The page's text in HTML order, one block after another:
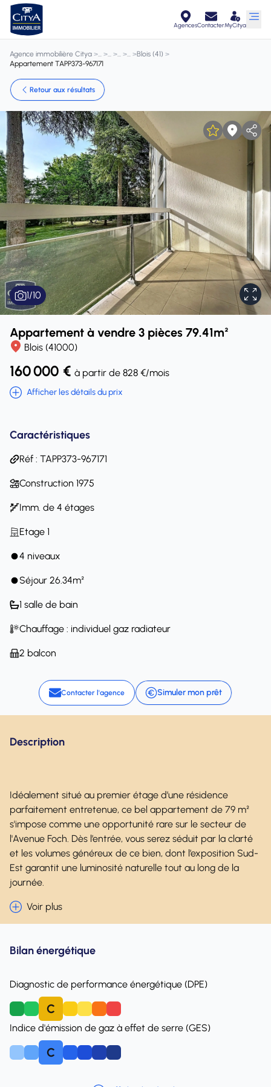
AgencesContacterMyCitya
Agence immobilière Citya > > > > >Blois (41) >
Appartement TAPP373-967171
Retour aux résultats
1/10
Appartement à vendre 3 pièces 79.41m²
Blois (41000)
160 000 € à partir de 828 €/mois
Afficher les détails du prix
Caractéristiques
Réf : TAPP373-967171
Construction 1975
Imm. de 4 étages
Etage 1
4 niveaux
Séjour 26.34m²
1 salle de bain
Chauffage : individuel gaz radiateur
2 balcon
Contacter l'agence Simuler mon prêt
Description
Idéalement situé au premier étage d’une résidence
parfaitement entretenue, ce bel appartement de 79 m²
s'impose comme une opportunité rare sur le secteur de
l'Avenue Foch. Dès l’entrée, vous serez séduit par la clarté
et les volumes généreux de ce bien, dont l’exposition Sud-
Est garantit une luminosité naturelle tout au long de la
journée.
Voir plus
Bilan énergétique
Diagnostic de performance énergétique (DPE)
C
Indice d'émission de gaz à effet de serre (GES)
C